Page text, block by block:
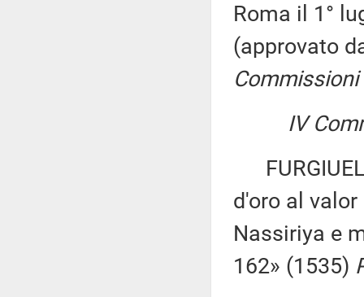
Roma il 1°
(approvato
Commissioni
IV
d'oro al
Nassiriya e
162» (1535)